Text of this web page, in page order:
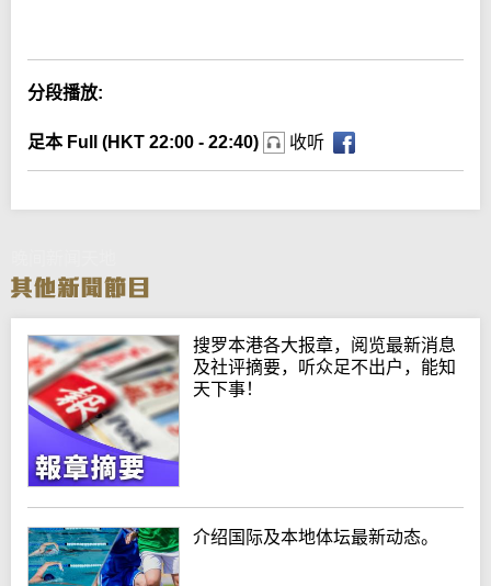
分段播放:
足本 Full (HKT 22:00 - 22:40) 收听
搜罗本港各大报章，阅览最新消息
及社评摘要，听众足不出户，能知
天下事！
介绍国际及本地体坛最新动态。